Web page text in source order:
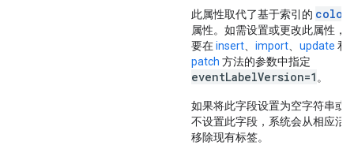
此属性取代了基于索引的
属性。如需设置或更改此属性，
要在insert import update 和
patch 方法的参数中指定
eventLabelVersion=1 。
如果将此字段设置为空字符串或
不设置此字段，系统会从相应活
移除现有标签。